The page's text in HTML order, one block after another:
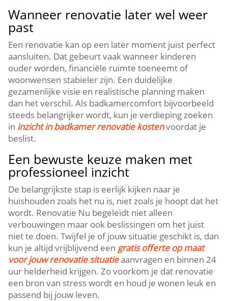
Wanneer renovatie later wel weer
past
Een renovatie kan op een later moment juist perfect
aansluiten.​ Dat gebeurt vaak wanneer kinderen
ouder worden, financiële ruimte toeneemt of
woonwensen stabieler zijn.​ Een duidelijke
gezamenlijke visie en realistische planning maken
dan het verschil.​ Als badkamercomfort bijvoorbeeld
steeds belangrijker wordt, kun je verdieping zoeken
in inzicht in badkamer renovatie kostenvoordat je
beslist.​
Een bewuste keuze maken met
professioneel inzicht
De belangrijkste stap is eerlijk kijken naar je
huishouden zoals het nu is, niet zoals je hoopt dat het
wordt.​ Renovatie Nu begeleidt niet alleen
verbouwingen maar ook beslissingen om het juist
niet te doen.​ Twijfel je of jouw situatie geschikt is, dan
kun je altijd vrijblijvend een gratis offerte op maat
voor jouw renovatie situatieaanvragen en binnen 24
uur helderheid krijgen.​ Zo voorkom je dat renovatie
een bron van stress wordt en houd je wonen leuk en
passend bij jouw leven.​